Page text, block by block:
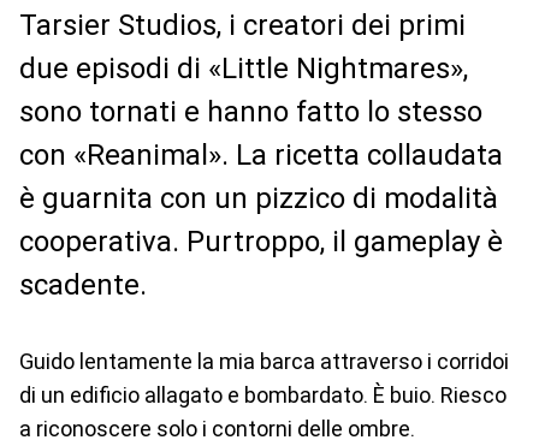
Tarsier Studios, i creatori dei primi
due episodi di «Little Nightmares»,
sono tornati e hanno fatto lo stesso
con «Reanimal». La ricetta collaudata
è guarnita con un pizzico di modalità
cooperativa. Purtroppo, il gameplay è
scadente.
Guido lentamente la mia barca attraverso i corridoi
di un edificio allagato e bombardato. È buio. Riesco
a riconoscere solo i contorni delle ombre.